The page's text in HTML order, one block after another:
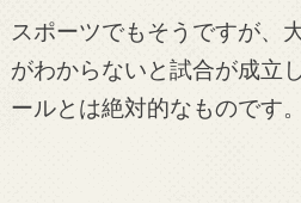
スポーツでもそうですが、
がわからないと試合が成立
ールとは絶対的なものです。